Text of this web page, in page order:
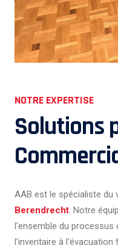
NOTRE EXPERTISE
Solutions
AAB est le spécialiste du
Berendrecht. Notre
l'ensemble du processus
l'inventaire à l'évacuation